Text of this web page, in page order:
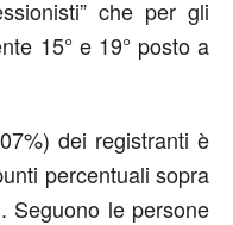
che per gli
15° e 19° posto a
dei registranti è
percentuali sopra
Seguono le persone